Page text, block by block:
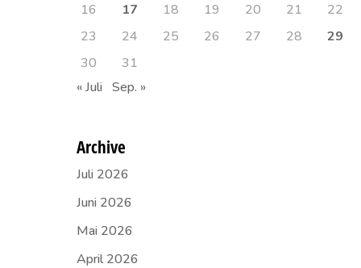
16
17 18 19 20 21
22
23
24 25 26 27 28
29
30
31
« Juli Sep. »
Archive
Juli 2026
Juni 2026
Mai 2026
April 2026